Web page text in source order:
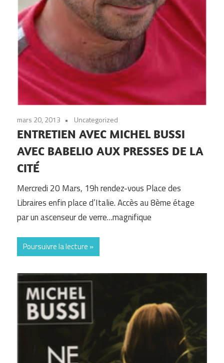
mars 20, 2013 Uncategorized
ENTRETIEN AVEC MICHEL BUSSI
AVEC BABELIO AUX PRESSES DE LA
CITÉ
Mercredi 20 Mars, 19h rendez-vous Place des
Libraires enfin place d’Italie. Accès au 8ème étage
par un ascenseur de verre…magnifique
Poursuivre la lecture